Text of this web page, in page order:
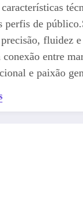
perfis de
fluidez
entre
e paixão